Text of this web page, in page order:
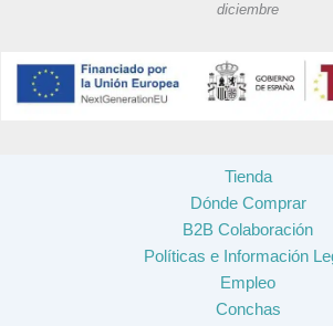
diciembre
Tienda
Dónde Comprar
B2B Colaboración
Políticas e Información
Empleo
Conchas